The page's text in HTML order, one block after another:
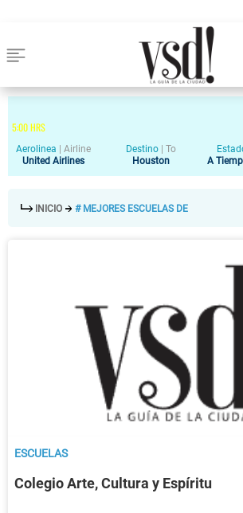
5:00HRS
Aerolinea
Airline
United Airlines
Destino
To
Houston
A
INICIO # MEJORES ESCUELAS DE
ESCUELAS
Colegio Arte, Cultura y Espíritu